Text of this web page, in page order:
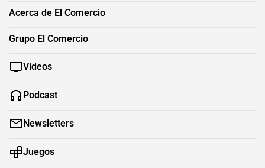
Acerca de El Comercio
Grupo El Comercio
Videos
Podcast
Newsletters
Juegos